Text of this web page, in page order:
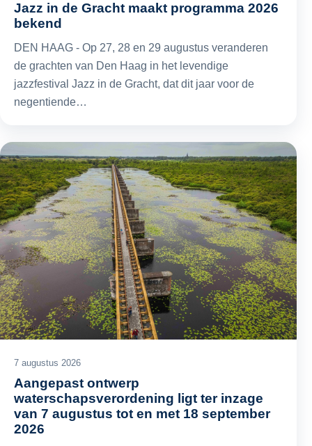
Jazz in de Gracht maakt programma 2026
bekend
DEN HAAG - Op 27, 28 en 29 augustus veranderen
de grachten van Den Haag in het levendige
jazzfestival Jazz in de Gracht, dat dit jaar voor de
negentiende…
7 augustus 2026
Aangepast ontwerp
waterschapsverordening ligt ter inzage
van 7 augustus tot en met 18 september
2026